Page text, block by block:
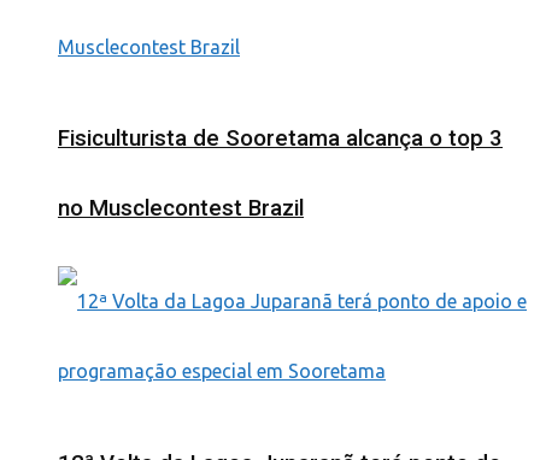
Fisiculturista de Sooretama alcança o top 3
no Musclecontest Brazil